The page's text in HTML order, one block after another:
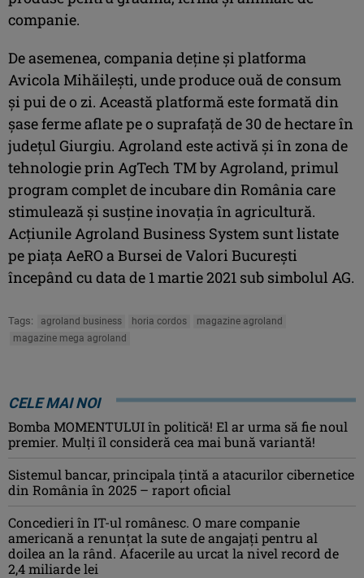
companie.
De asemenea, compania deține și platforma
Avicola Mihăilești, unde produce ouă de consum
și pui de o zi. Această platformă este formată din
șase ferme aflate pe o suprafață de 30 de hectare în
județul Giurgiu. Agroland este activă și în zona de
tehnologie prin AgTech TM by Agroland, primul
program complet de incubare din România care
stimulează și susține inovația în agricultură.
Acțiunile Agroland Business System sunt listate
pe piața AeRO a Bursei de Valori București
începând cu data de 1 martie 2021 sub simbolul AG.
Tags: agroland business horia cordos
magazine agroland
magazine mega agroland
CELE MAI NOI
Bomba MOMENTULUI în politică! El ar urma să fie noul
premier. Mulți îl consideră cea mai bună variantă!
Sistemul bancar, principala țintă a atacurilor cibernetice
din România în 2025 – raport oficial
Concedieri în IT-ul românesc. O mare companie
americană a renunțat la sute de angajați pentru al
doilea an la rând. Afacerile au urcat la nivel record de
2,4 miliarde lei